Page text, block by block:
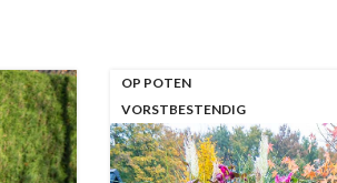
OP POTEN
VORSTBESTENDIG